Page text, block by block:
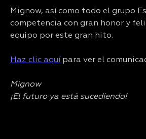
Mignow, así como todo el grupo
competencia con gran honor y
equipo por este gran hito.
Haz clic aquí para ver el
Mignow
¡El futuro ya está sucediendo!